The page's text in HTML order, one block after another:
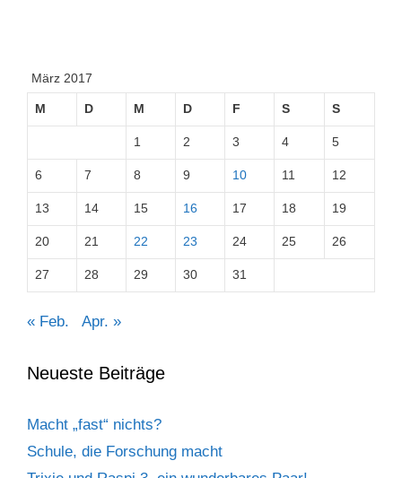
März 2017
M D M D F S S
1 2 3 4 5
6 7 8 9 10 11 12
13 14 15 16 17 18 19
20 21 22 23 24 25 26
27 28 29 30 31
« Feb. Apr. »
Neueste Beiträge
Macht „fast“ nichts?
Schule, die Forschung macht